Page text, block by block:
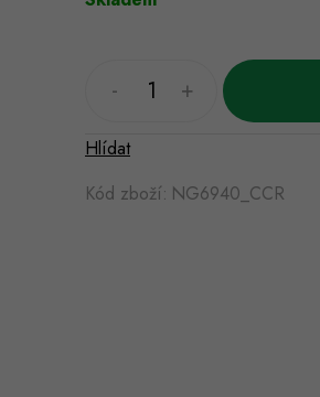
Kód zboží: NG6940_CCR
Hlídat